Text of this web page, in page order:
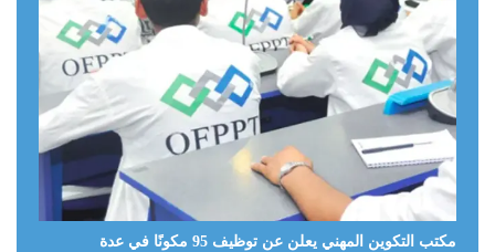
مكتب التكوين المهني يعلن عن توظيف 95 مكونًا في عدة